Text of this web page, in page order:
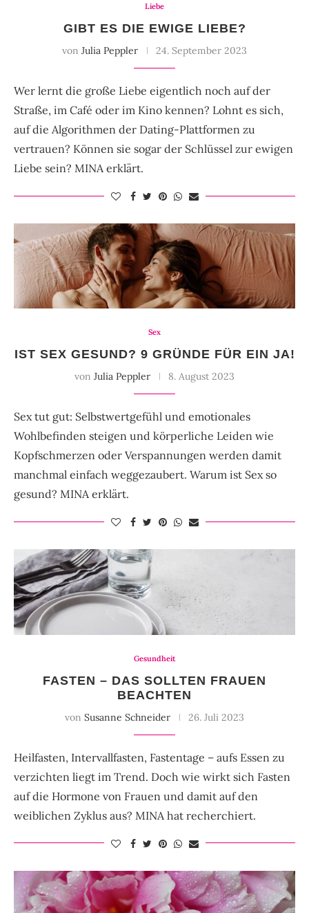
Liebe
GIBT ES DIE EWIGE LIEBE?
von Julia Peppler 24. September 2023
Wer lernt die große Liebe eigentlich noch auf der
Straße, im Café oder im Kino kennen? Lohnt es sich,
auf die Algorithmen der Dating-Plattformen zu
vertrauen? Können sie sogar der Schlüssel zur ewigen
Liebe sein? MINA erklärt.
Sex
IST SEX GESUND? 9 GRÜNDE FÜR EIN JA!
von Julia Peppler 8. August 2023
Sex tut gut: Selbstwertgefühl und emotionales
Wohlbefinden steigen und körperliche Leiden wie
Kopfschmerzen oder Verspannungen werden damit
manchmal einfach weggezaubert. Warum ist Sex so
gesund? MINA erklärt.
Gesundheit
FASTEN – DAS SOLLTEN FRAUEN
BEACHTEN
von Susanne Schneider 26. Juli 2023
Heilfasten, Intervallfasten, Fastentage – aufs Essen zu
verzichten liegt im Trend. Doch wie wirkt sich Fasten
auf die Hormone von Frauen und damit auf den
weiblichen Zyklus aus? MINA hat recherchiert.